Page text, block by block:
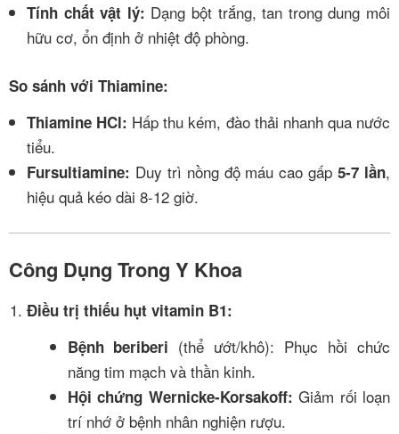
Tính chất vật lý: Dạng bột trắng, tan trong dung môi
hữu cơ, ổn định ở nhiệt độ phòng.
So sánh với Thiamine:
Thiamine HCl: Hấp thu kém, đào thải nhanh qua nước
tiểu.
Fursultiamine: Duy trì nồng độ máu cao gấp5-7 lần,
hiệu quả kéo dài 8-12 giờ.
Công Dụng Trong Y Khoa
Điều trị thiếu hụt vitamin B1:
Bệnh beriberi (thể ướt/khô): Phục hồi chức
năng tim mạch và thần kinh.
Hội chứng Wernicke-Korsakoff: Giảm rối loạn
trí nhớ ở bệnh nhân nghiện rượu.